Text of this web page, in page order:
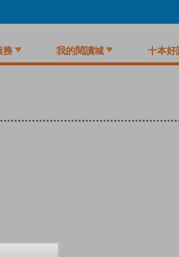
務 我的閱讀城 十本好